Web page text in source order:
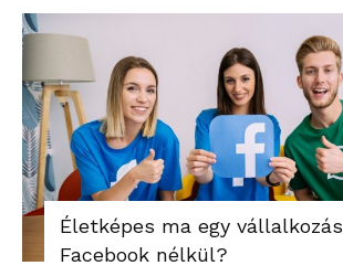
Életképes ma egy vállalkozás
Facebook nélkül?